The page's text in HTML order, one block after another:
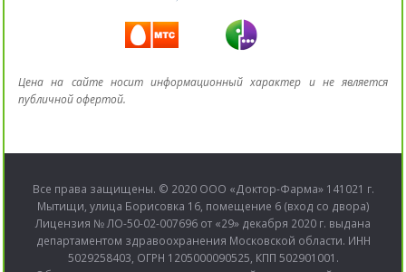
Цена на сайте носит информационный характер и не является
публичной офертой.
Все права защищены. © 2020 ООО «Доктор-Фарма» 141021 г.
Мытищи, улица Борисовка 16, помещение 6 (вход со двора)
Лицензия № ЛО-50-02-007696 от «29» декабря 2020 г. выдана
департаментом здравоохранения Московской области. ИНН
5029258403, ОГРН 1205000090525, КПП 502901001.